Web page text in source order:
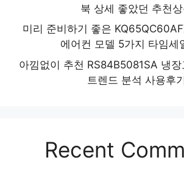
북 상세 좋았던 추천
미리 준비하기 좋은
에어컨 모델 5가지 타임세
아낌없이 추천 RS84B5081SA 냉
트렌드 분석 사용후
Recent